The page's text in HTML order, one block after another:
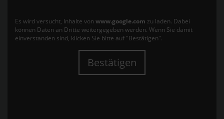
Es wird versucht, Inhalte von www.google.com zu laden. Dabei
können Daten an Dritte weitergegeben werden. Wenn Sie damit
einverstanden sind, klicken Sie bitte auf "Bestätigen".
Bestätigen